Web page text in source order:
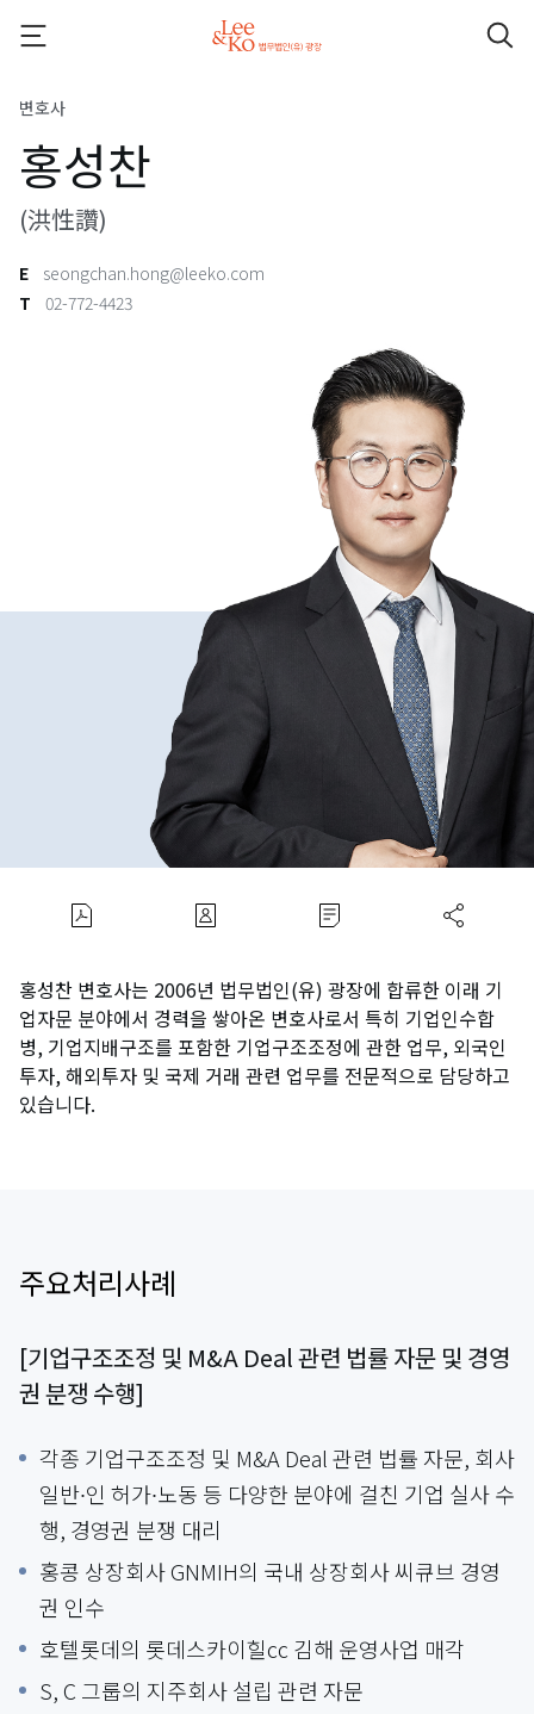
변호사
홍성찬
(洪性讚)
E
seongchan.hong@leeko.com
T
02-772-4423
홍성찬 변호사는 2006년 법무법인(유) 광장에 합류한 이래 기
업자문 분야에서 경력을 쌓아온 변호사로서 특히 기업인수합
병, 기업지배구조를 포함한 기업구조조정에 관한 업무, 외국인
투자, 해외투자 및 국제 거래 관련 업무를 전문적으로 담당하고
있습니다.
주요처리사례
[기업구조조정 및 M&A Deal 관련 법률 자문 및 경영
권 분쟁 수행]
각종 기업구조조정 및 M&A Deal 관련 법률 자문, 회사
일반∙인 허가∙노동 등 다양한 분야에 걸친 기업 실사 수
행, 경영권 분쟁 대리
홍콩 상장회사 GNMIH의 국내 상장회사 씨큐브 경영
권 인수
호텔롯데의 롯데스카이힐cc 김해 운영사업 매각
S, C 그룹의 지주회사 설립 관련 자문